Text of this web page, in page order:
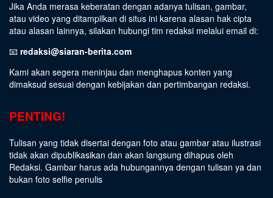
Jika Anda merasa keberatan dengan adanya tulisan, gambar,
atau video yang ditampilkan di situs ini karena alasan hak cipta
atau alasan lainnya, silakan hubungi tim redaksi melalui email di:
📧 redaksi@siaran-berita.com
Kami akan segera meninjau dan menghapus konten yang
dimaksud sesuai dengan kebijakan dan pertimbangan redaksi.
PENTING!
Tulisan yang tidak disertai dengan foto atau gambar atau ilustrasi
tidak akan dipublikasikan dan akan langsung dihapus oleh
Redaksi. Gambar harus ada hubungannya dengan tulisan ya dan
bukan foto selfie penulis